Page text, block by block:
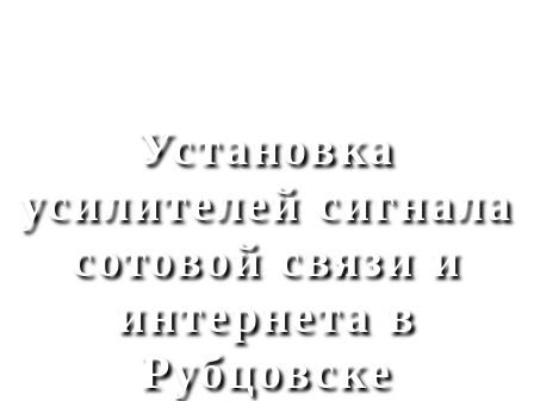
Установка
усилителей сигнала
сотовой связи и
интернета в
Рубцовске